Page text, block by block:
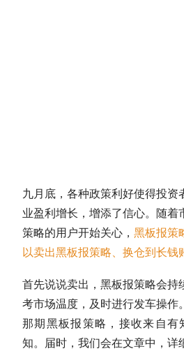
九月底，各种政策利好使得投资
业盈利增长，增添了信心。随着
策略的用户开始关心， 黑板报策
以卖出黑板报策略、换仓到长钱
首先说说卖出，黑板报策略会持
考市场温度，及时进行发车操作
那期黑板报策略，接收来自有
知。届时，我们会在文章中，详